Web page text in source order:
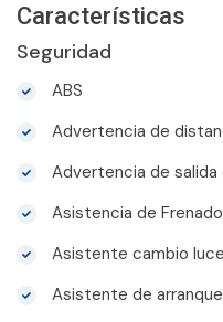
Características
Seguridad
ABS
Advertencia de
Advertencia de salida
Asistencia de Frenado
Asistente cambio
Asistente de